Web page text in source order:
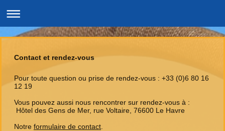
Contact et rendez-vous
Pour toute question ou prise de rendez-vous : +33 (0)6 80 16
12 19
Vous pouvez aussi nous rencontrer sur rendez-vous à :
Hôtel des Gens de Mer, rue Voltaire, 76600 Le Havre
Notre formulaire de contact